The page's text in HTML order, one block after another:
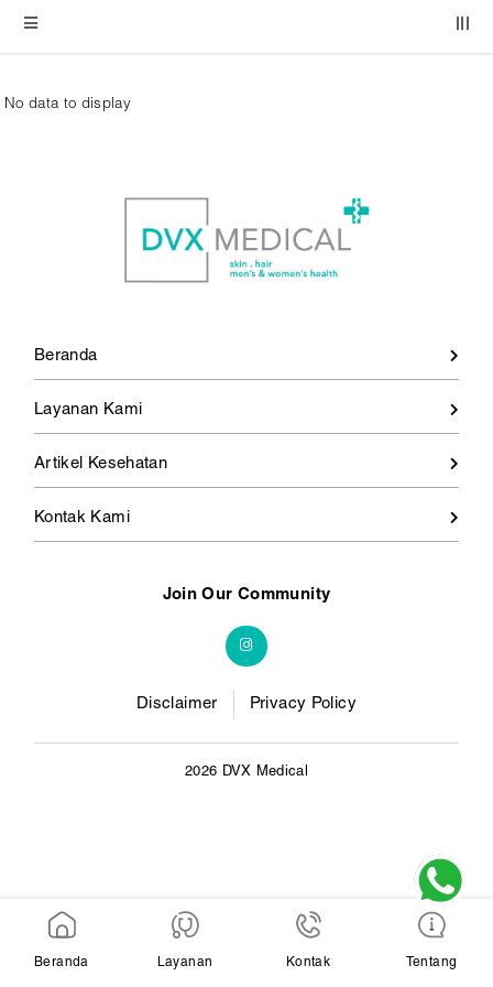
No data to display
Beranda
Layanan Kami
Artikel Kesehatan
Kontak Kami
Join Our Community
Disclaimer Privacy Policy
2026 DVX Medical
Beranda Layanan Kontak Tentang